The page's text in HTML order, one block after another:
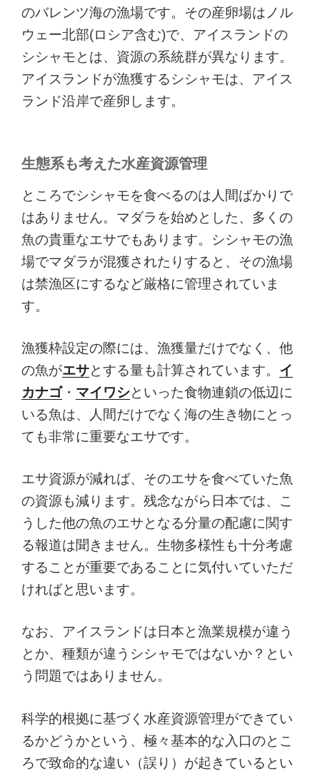
のバレンツ海の漁場です。その産卵場はノル
ウェー北部(ロシア含む)で、アイスランドの
シシャモとは、資源の系統群が異なります。
アイスランドが漁獲するシシャモは、アイス
ランド沿岸で産卵します。
生態系も考えた水産資源管理
ところでシシャモを食べるのは人間ばかりで
はありません。マダラを始めとした、多くの
魚の貴重なエサでもあります。シシャモの漁
場でマダラが混獲されたりすると、その漁場
は禁漁区にするなど厳格に管理されていま
す。
漁獲枠設定の際には、漁獲量だけでなく、他
の魚がエサとする量も計算されています。 イ
カナゴ・ マイワシといった食物連鎖の低辺に
いる魚は、人間だけでなく海の生き物にとっ
ても非常に重要なエサです。
エサ資源が減れば、そのエサを食べていた魚
の資源も減ります。残念ながら日本では、こ
うした他の魚のエサとなる分量の配慮に関す
る報道は聞きません。生物多様性も十分考慮
することが重要であることに気付いていただ
ければと思います。
なお、アイスランドは日本と漁業規模が違う
とか、種類が違うシシャモではないか？とい
う問題ではありません。
科学的根拠に基づく水産資源管理ができてい
るかどうかという、極々基本的な入口のとこ
ろで致命的な違い（誤り）が起きているとい